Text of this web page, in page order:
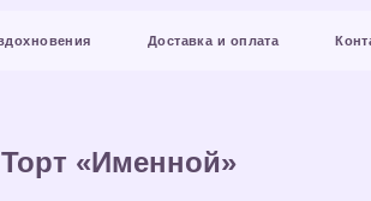
Доставка и оплата Контакты
Торт «Именной»